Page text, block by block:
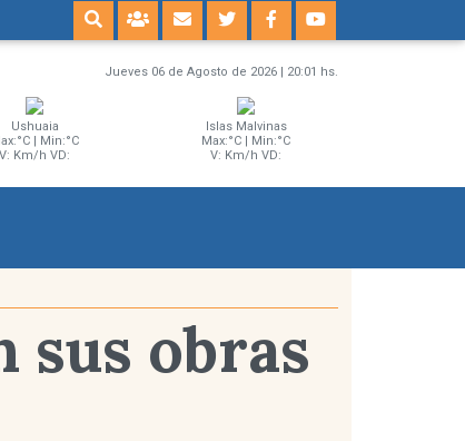
Jueves 06 de Agosto de 2026 | 20:01 hs.
Ushuaia
| Min:°C
V: Km/h VD:
Islas Malvinas
Max:°C | Min:°C
V: Km/h VD:
sus obras